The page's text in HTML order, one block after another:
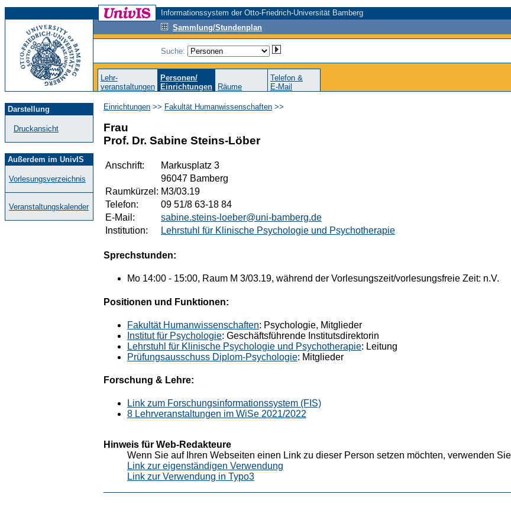
Informationssystem der Otto-Friedrich-Universität Bamberg
Sammlung/Stundenplan
Suche:
Lehr-
veranstaltungen
Personen/
Einrichtungen
Räume
Telefon &
E-Mail
Darstellung
Druckansicht
Außerdem im UnivIS
Vorlesungsverzeichnis
Veranstaltungskalender
Einrichtungen >> Fakultät Humanwissenschaften >>
Frau
Prof. Dr. Sabine Steins-Löber
Anschrift:
Markusplatz 3
96047 Bamberg
Raumkürzel: M3/03.19
Telefon:
09 51/8 63-18 84
E-Mail:
sabine.steins-loeber@uni-bamberg.de
Institution:
Lehrstuhl für Klinische Psychologie und Psychotherapie
Sprechstunden:
Mo 14:00 - 15:00, Raum M 3/03.19, während der Vorlesungszeit/vorlesungsfreie Zeit: n.V.
Positionen und Funktionen:
Fakultät Humanwissenschaften: Psychologie, Mitglieder
Institut für Psychologie: Geschäftsführende Institutsdirektorin
Lehrstuhl für Klinische Psychologie und Psychotherapie: Leitung
Prüfungsausschuss Diplom-Psychologie: Mitglieder
Forschung & Lehre:
Link zum Forschungsinformationssystem (FIS)
8 Lehrveranstaltungen im WiSe 2021/2022
Hinweis für Web-Redakteure
Wenn Sie auf Ihren Webseiten einen Link zu dieser Person setzen möchten, verwenden
Link zur eigenständigen Verwendung
Link zur Verwendung in Typo3